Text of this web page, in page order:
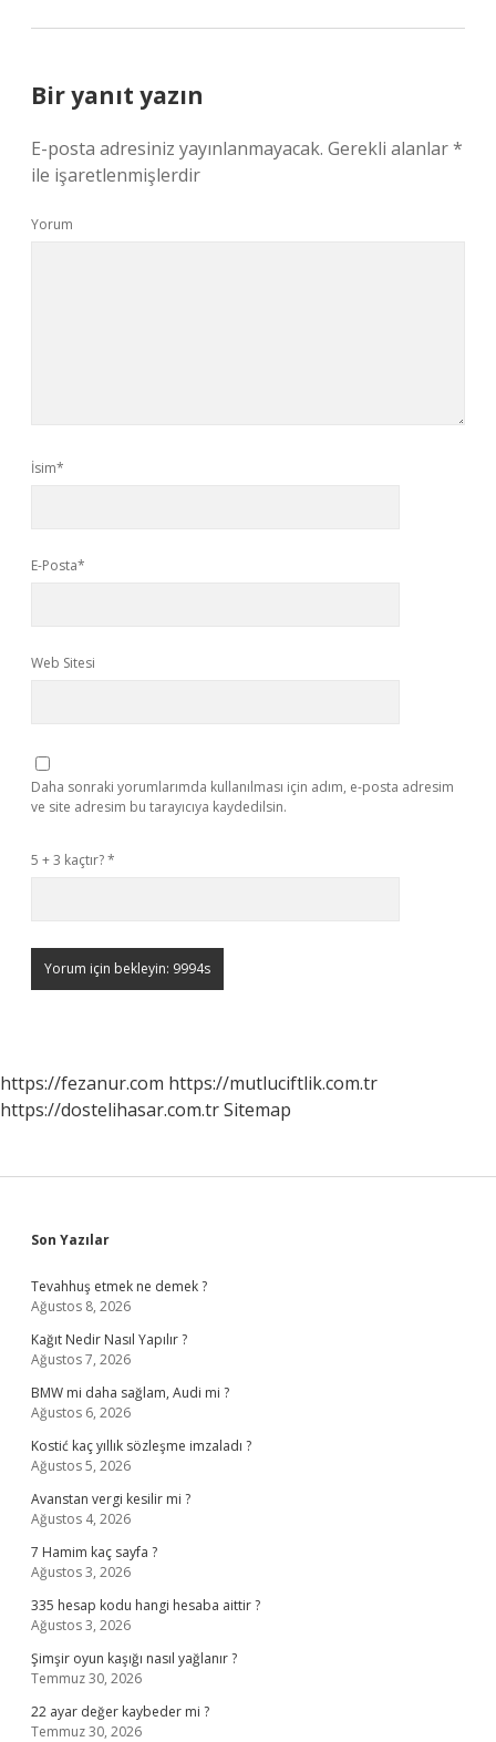
Bir yanıt yazın
E-posta adresiniz yayınlanmayacak. Gerekli alanlar*
ile işaretlenmişlerdir
Yorum
İsim*
E-Posta*
Web Sitesi
Daha sonraki yorumlarımda kullanılması için adım, e-posta adresim
ve site adresim bu tarayıcıya kaydedilsin.
5 + 3 kaçtır?*
https://fezanur.com https://mutluciftlik.com.tr
https://dostelihasar.com.trSitemap
Sidebar
Son Yazılar
Tevahhuş etmek ne demek ?
Ağustos 8, 2026
Kağıt Nedir Nasıl Yapılır ?
Ağustos 7, 2026
BMW mi daha sağlam, Audi mi ?
Ağustos 6, 2026
Kostić kaç yıllık sözleşme imzaladı ?
Ağustos 5, 2026
Avanstan vergi kesilir mi ?
Ağustos 4, 2026
7 Hamim kaç sayfa ?
Ağustos 3, 2026
335 hesap kodu hangi hesaba aittir ?
Ağustos 3, 2026
Şimşir oyun kaşığı nasıl yağlanır ?
Temmuz 30, 2026
22 ayar değer kaybeder mi ?
Temmuz 30, 2026